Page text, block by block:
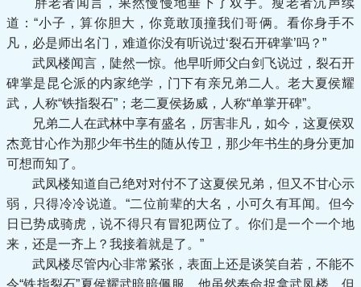
胖老者闻言，果然慢慢地垂下了双手。瘦老者沉声续
道：“小子，算你胆大，你竟敢顶撞我们哥俩。看你身手不
凡，必是师出名门，难道你没有听说过‘裂石开碑掌’吗？”
武凤楼闻言，陡然一惊。他早听师父白剑飞说过，裂石开
碑掌是昆仑派的内家绝学，门下有亲兄弟二人。老大夏侯耀
武，人称“铁指裂石”；老二夏侯扬威，人称“单掌开碑”。
兄弟二人在武林中享有盛名，厉害非凡，如今，这夏侯双
杰竟甘心作为那少年书生的随从传卫，那少年书生的身分更加
可想而知了。
武凤楼知道自己绝对对付不了这夏侯兄弟，但又不甘心示
弱，只得冷冷说道。“二位前辈的大名，小可久有耳闻。但今
日已势成骑虎，说不得只有冒犯两位了。你们是一个一个地
来，还是一齐上？我接着就是了。”
武凤楼尽管内心非常紧张，表面上还是谈笑自若，不能不
令“铁指裂石”夏侯耀武暗暗佩服。他虽然奉命捉拿武凤楼，但